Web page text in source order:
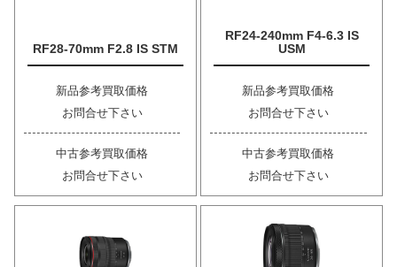
RF28-70mm F2.8 IS STM
新品参考買取価格
お問合せ下さい
中古参考買取価格
お問合せ下さい
RF24-240mm F4-6.3 IS
USM
新品参考買取価格
お問合せ下さい
中古参考買取価格
お問合せ下さい